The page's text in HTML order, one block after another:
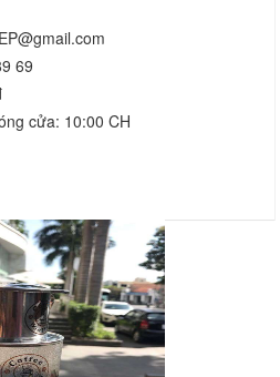
69
cửa: 10:00 CH